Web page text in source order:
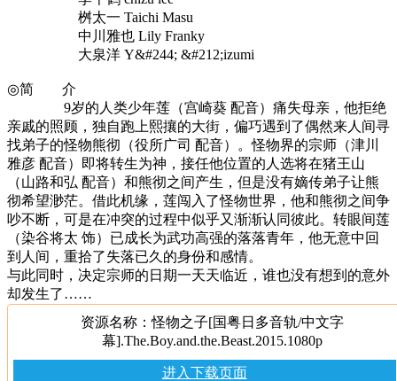
桝太一 Taichi Masu
中川雅也 Lily Franky
大泉洋 Y&#244; &#212;izumi
◎简 介
9岁的人类少年莲（宫崎葵 配音）痛失母亲，他拒绝
亲戚的照顾，独自跑上熙攘的大街，偏巧遇到了偶然来人间寻
找弟子的怪物熊彻（役所广司 配音）。怪物界的宗师（津川
雅彦 配音）即将转生为神，接任他位置的人选将在猪王山
（山路和弘 配音）和熊彻之间产生，但是没有嫡传弟子让熊
彻希望渺茫。借此机缘，莲闯入了怪物世界，他和熊彻之间争
吵不断，可是在冲突的过程中似乎又渐渐认同彼此。转眼间莲
（染谷将太 饰）已成长为武功高强的落落青年，他无意中回
到人间，重拾了失落已久的身份和感情。
与此同时，决定宗师的日期一天天临近，谁也没有想到的意外
却发生了……
资源名称：怪物之子[国粤日多音轨/中文字
幕].The.Boy.and.the.Beast.2015.1080p
进入下载页面